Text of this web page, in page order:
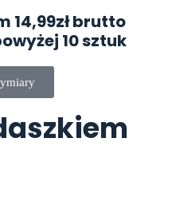
14,99zł brutto
10 sztuk